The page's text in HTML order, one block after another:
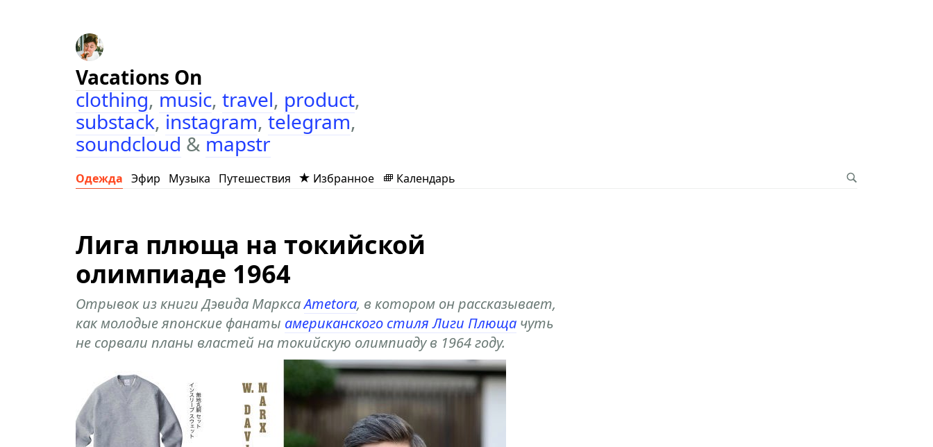
Vacations On
clothing,music, travel, product,
substack,instagram,telegram,
soundcloud&mapstr
Одежда Эфир Музыка Путешествия Избранное Календарь
Лига плюща на токийской
олимпиаде 1964
Отрывок из книги Дэвида МарксаAmetora, в котором он рассказывает,
как молодые японские фанаты американского стиля Лиги Плющачуть
не сорвали планы властей на токийскую олимпиаду в 1964 году.